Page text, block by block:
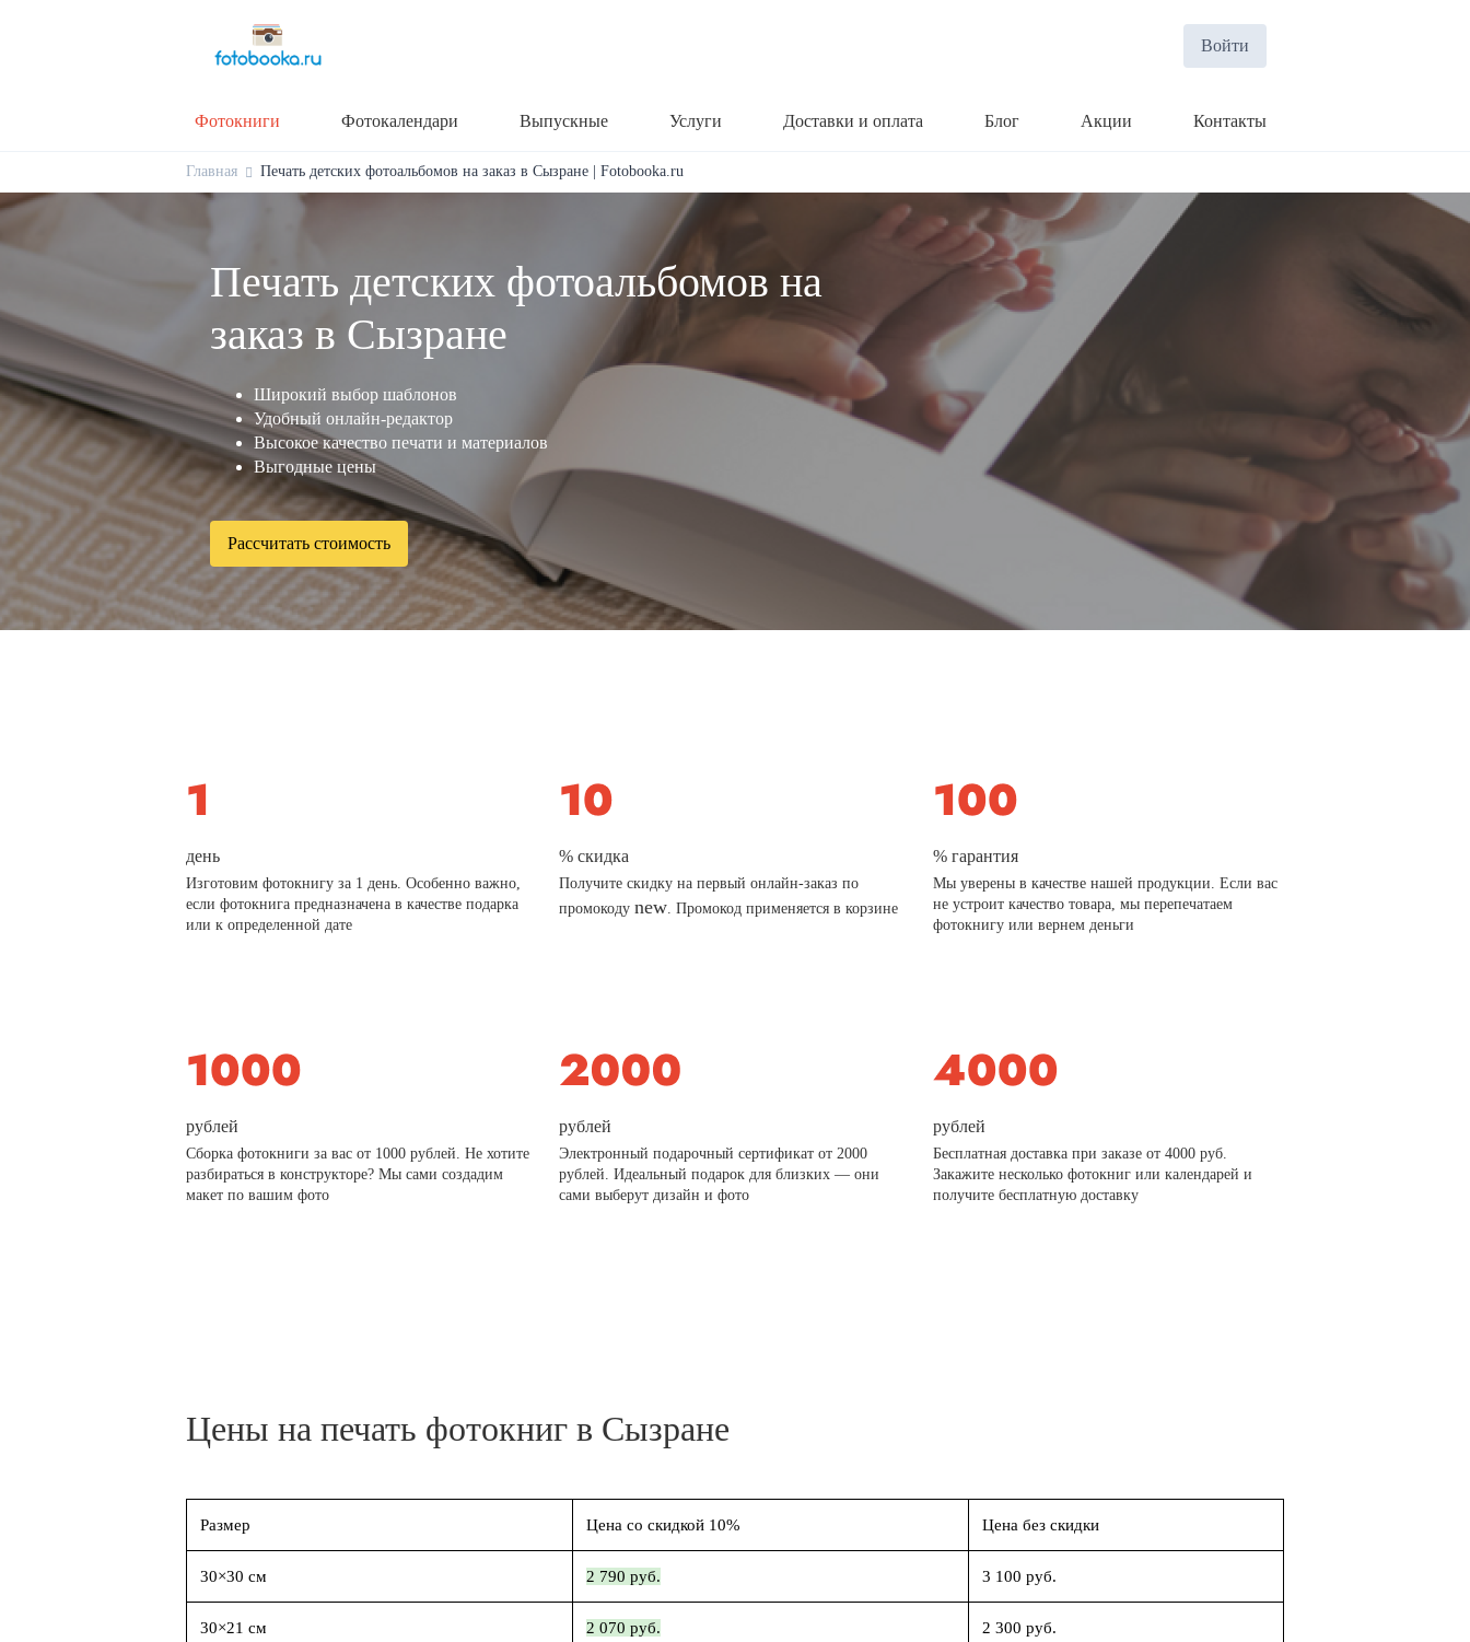
Войти
Фотокниги Фотокалендари Выпускные Услуги Доставки и оплата Блог Акции Контакты
Главная Печать детских фотоальбомов на заказ в Сызране | Fotobooka.ru
Печать детских фотоальбомов на
заказ в Сызране
Широкий выбор шаблонов
Удобный онлайн-редактор
Высокое качество печати и материалов
Выгодные цены
Рассчитать стоимость
день
Изготовим фотокнигу за 1 день. Особенно важно,
если фотокнига предназначена в качестве подарка
или к определенной дате
% скидка
Получите скидку на первый онлайн-заказ по
промокодуnew . Промокод применяется в корзине
% гарантия
Мы уверены в качестве нашей продукции. Если вас
не устроит качество товара, мы перепечатаем
фотокнигу или вернем деньги
рублей
Сборка фотокниги за вас от 1000 рублей. Не хотите
разбираться в конструкторе? Мы сами создадим
макет по вашим фото
рублей
Электронный подарочный сертификат от 2000
рублей. Идеальный подарок для близких — они
сами выберут дизайн и фото
рублей
Бесплатная доставка при заказе от 4000 руб.
Закажите несколько фотокниг или календарей и
получите бесплатную доставку
Цены на печать фотокниг в Сызране
Размер Цена со скидкой 10% Цена без скидки
30×30 см 2 790 руб. 3 100 руб.
30×21 см 2 070 руб. 2 300 руб.